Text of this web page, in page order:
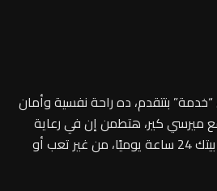
بتتقدم، ده راحة نفسية وأمان
ميرسي كير، هتطمن إن في رعاية
طبية وإنسانية حقيقية في بيتك 24 ساعة يوميًا، من غير تعب أو